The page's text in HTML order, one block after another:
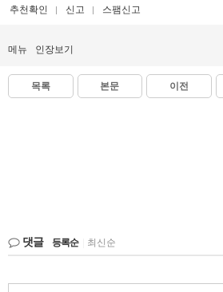
추천확인 신고 스팸신고
메뉴 인장보기
목록 본문 이전
댓글 등록순 최신순